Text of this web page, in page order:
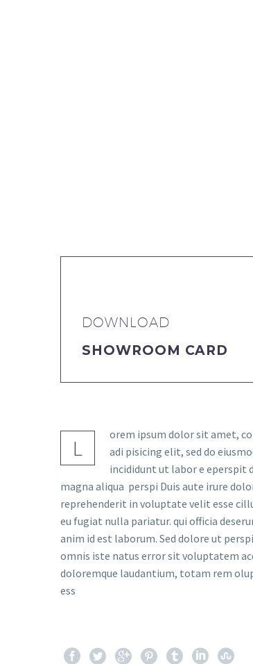
DOWNLOAD
SHOWROOM CARD
L
orem ipsum dolor sit amet,
adi pisicing elit, sed do
incididunt ut labor e eperspit
magna aliqua perspi Duis aute irure
reprehenderit in voluptate velit esse
eu fugiat nulla pariatur. qui officia
anim id est laborum. Sed dolore ut
omnis iste natus error sit voluptatem
doloremque laudantium, totam rem
ess